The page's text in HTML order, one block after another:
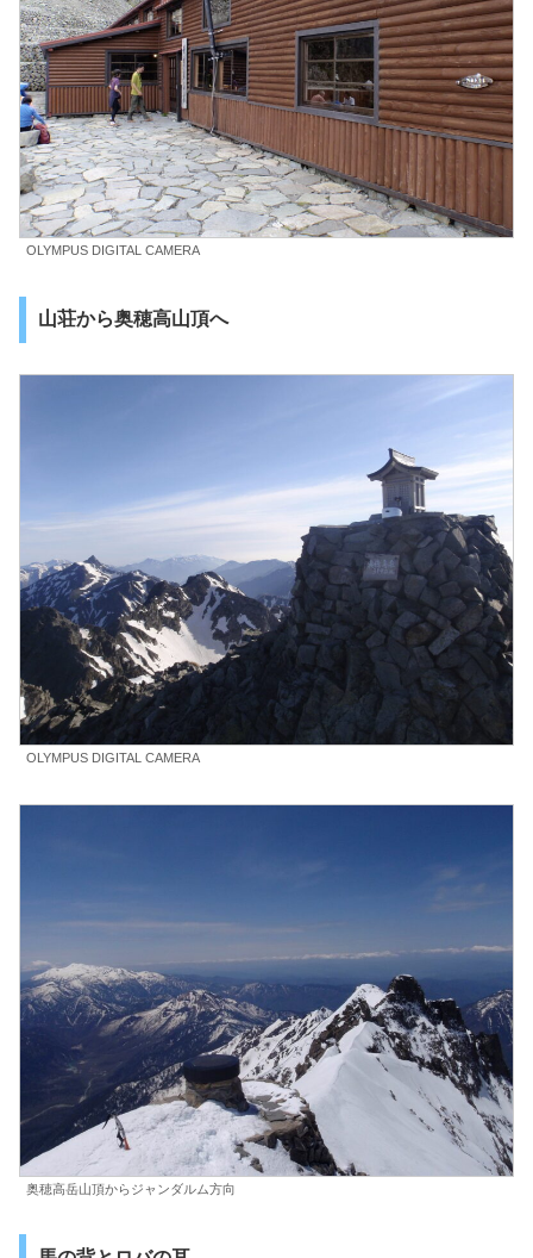
OLYMPUS DIGITAL CAMERA
山荘から奥穂高山頂へ
OLYMPUS DIGITAL CAMERA
奥穂高岳山頂からジャンダルム方向